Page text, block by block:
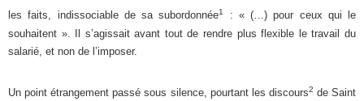
les faits, indissociable de sa subordonnée1
: « (…) pour ceux qui le
souhaitent ». Il s’agissait avant tout de rendre plus flexible le travail du
salarié, et non de l’imposer.
Un point étrangement passé sous silence, pourtant les discours2 de Saint